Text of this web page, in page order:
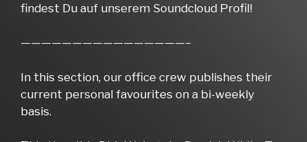
findest Du auf unserem Soundcloud Profil!
————————————————–
In this section, our office crew publishes their
current personal favourites on a bi-weekly
basis.